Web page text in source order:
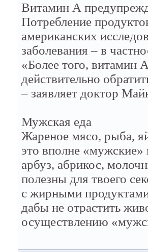
Витамин А
Потребление
американских
заболевания – в
«Более того, витамин
действительно
– заявляет доктор
Мужская еда
Жареное мясо, рыба,
это вполне
арбуз, абрикос,
полезны для твоего
с жирными продуктами
дабы не отрастить
осуществлению